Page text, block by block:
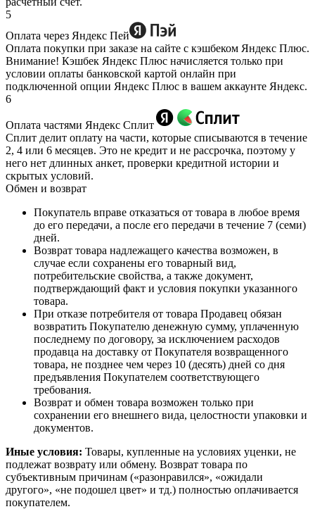
5
Оплата через Яндекс Пей
Оплата покупки при заказе на сайте с кэшбеком Яндекс Плюс.
Внимание! Кэшбек Яндекс Плюс начисляется только при
условии оплаты банковской картой онлайн при
подключенной опции Яндекс Плюс в вашем аккаунте Яндекс.
6
Оплата частями Яндекс Сплит
Сплит делит оплату на части, которые списываются в течение
2, 4 или 6 месяцев. Это не кредит и не рассрочка, поэтому у
него нет длинных анкет, проверки кредитной истории и
скрытых условий.
Обмен и возврат
Покупатель вправе отказаться от товара в любое время
до его передачи, а после его передачи в течение 7 (семи)
дней.
Возврат товара надлежащего качества возможен, в
случае если сохранены его товарный вид,
потребительские свойства, а также документ,
подтверждающий факт и условия покупки указанного
товара.
При отказе потребителя от товара Продавец обязан
возвратить Покупателю денежную сумму, уплаченную
последнему по договору, за исключением расходов
продавца на доставку от Покупателя возвращенного
товара, не позднее чем через 10 (десять) дней со дня
предъявления Покупателем соответствующего
требования.
Возврат и обмен товара возможен только при
сохранении его внешнего вида, целостности упаковки и
документов.
Иные условия: Товары, купленные на условиях уценки, не
подлежат возврату или обмену. Возврат товара по
субъективным причинам («разонравился», «ожидали
другого», «не подошел цвет» и тд.) полностью оплачивается
покупателем.